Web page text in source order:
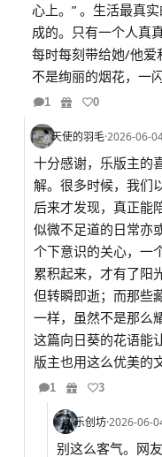
心上。” 。生活最真
成的。只有一个人真
每时每刻带给她/他爱
不是绚丽的烟花，一
1 0
天使的羽毛·2026-06-
十分感谢，乐版主的
解。很多时候，我们
后来才发现，真正能
似微不足道的日常亦
个下意识的关心，一
累积起来，才有了阳
但转瞬即逝；而那些
一样，虽然不是那么
这篇向日葵的花语能
版主也用这么优美的
1 3
乐创坊·2026-06-
别这么客气。网